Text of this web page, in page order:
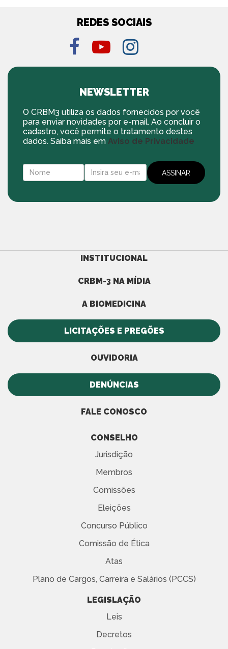
REDES SOCIAIS
NEWSLETTER
O CRBM3 utiliza os dados fornecidos por você
para enviar novidades por e-mail. Ao concluir o
cadastro, você permite o tratamento destes
dados. Saiba mais em Aviso de Privacidade
INSTITUCIONAL
CRBM-3 NA MÍDIA
A BIOMEDICINA
LICITAÇÕES E PREGÕES
OUVIDORIA
DENÚNCIAS
FALE CONOSCO
CONSELHO
Jurisdição
Membros
Comissões
Eleições
Concurso Público
Comissão de Ética
Atas
Plano de Cargos, Carreira e Salários (PCCS)
LEGISLAÇÃO
Leis
Decretos